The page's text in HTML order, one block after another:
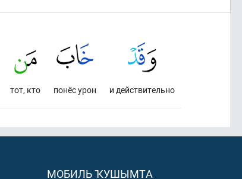
и действительно
понёс урон
тот, кто
МОБИЛЬ ҠУШЫМТА